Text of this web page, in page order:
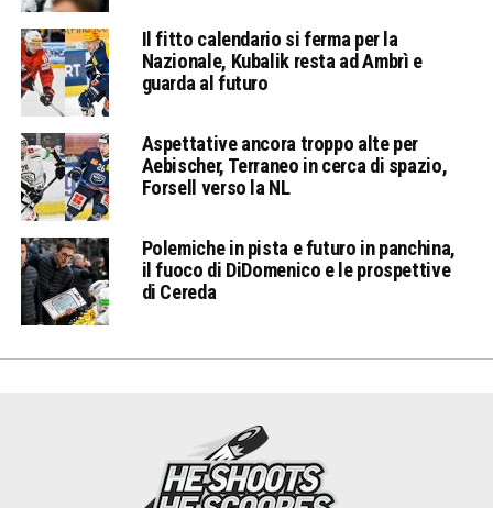
Il fitto calendario si ferma per la
Nazionale, Kubalik resta ad Ambrì e
guarda al futuro
Aspettative ancora troppo alte per
Aebischer, Terraneo in cerca di spazio,
Forsell verso la NL
Polemiche in pista e futuro in panchina,
il fuoco di DiDomenico e le prospettive
di Cereda